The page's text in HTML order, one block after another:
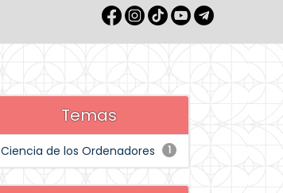
Temas
1
Ciencia de los Ordenadores